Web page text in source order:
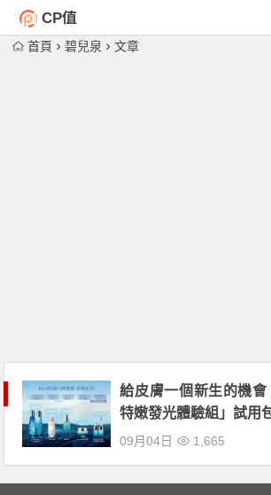
CP值
首頁 碧兒泉 文章
給皮膚一個新生的機
特嫩發光體驗組」試用
09月04日 1,665